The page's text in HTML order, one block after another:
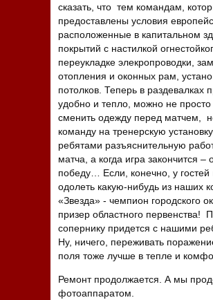
сказать, что тем командам,
предоставлены условия
расположенные в капитальном
покрытий с настилкой
переукладке элекропроводки,
отопления и оконных рам,
потолков. Теперь в раздевалках
удобно и тепло, можно не просто
сменить одежду перед матчем,
команду на тренерскую
ребятами разъяснительную
матча, а когда игра закончится –
победу… Если, конечно, у гостей
одолеть какую-нибудь из наших
«Звезда» - чемпион городского
призер областного первенства!
сопернику придется с нашими
Ну, ничего, переживать
поля тоже лучше в тепле и
Ремонт продолжается. А мы
фотоаппаратом.